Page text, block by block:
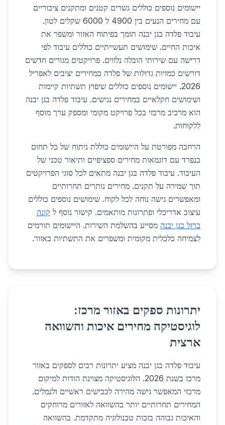
יישומים נוספים כוללים גשרים קטנים ומתקנים ציבוריים
עם מחירים הנעים בין 4900 ל 6000 שקלים לטון.
עיבוד פלדה בגן יבנה תומך בפיתוח האזור ומשפר את
איכות החיים. שימושים תעשייתיים כוללים עיבוד לפי
דרישה עם שירותי הובלה נלווים. פרויקטים מגורים חדשים
דורשים כמויות גדולות של פלדה במחירים יציבים לאפריל
2026. יישומים נוספים כוללים שיפוץ תשתיות קיימות
ושימושים חקלאיים במחירים נגישים. עיבוד פלדה בגן יבנה
הוא מרכיב מרכזי בכל פרויקט מקומי ומספק ערך מוסף
ללקוחות.
הרחבה מפורטת על היישומים כוללת ניתוח של כל תחום
בנפרד עם דוגמאות מחירים ספציפיים ותיאור טכני של
העיבוד. עיבוד פלדה בגן יבנה מתאים לכל סוגי הפרויקטים
תוך שמירה על תקנים. מחירים נותרים תחרותיים
ומאפשרים גישה נוחה לכל לקוח. שימושים נוספים כוללים
עיצוב אדריכלי ופתרונות מותאמים. קישור נוסף ל קונה
ברזל בגן יבנה מסייע בהשלמת השירות. היישומים תורמים
לצמיחה כלכלית מקומית ומשפרים את התשתיות באזור.
יתרונות ספקים באזור מרכז:
לוגיסטיקה מחירים איכות והשוואה
ארצית
עיבוד פלדה בגן יבנה מציע יתרונות רבים לספקים באזור
מרכז בשנת 2026. הלוגיסטיקה מצוינת הודות למיקום
מרכזי המאפשר גישה מהירה לכבישים ראשיים ולנמלים.
המחירים תחרותיים יותר בהשוואה לאזורים מרוחקים
והאיכות גבוהה בזכות טכנולוגיה מתקדמת. בהשוואה